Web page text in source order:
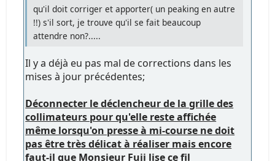
qu'il doit corriger et apporter( un peaking en autre
!!) s'il sort, je trouve qu'il se fait beaucoup
attendre non?.....
Il y a déjà eu pas mal de corrections dans les
mises à jour précédentes;
Déconnecter le déclencheur de la grille des
collimateurs pour qu'elle reste affichée
même lorsqu'on presse à mi-course ne doit
pas être très délicat à réaliser mais encore
faut-il que Monsieur Fuji lise ce fil